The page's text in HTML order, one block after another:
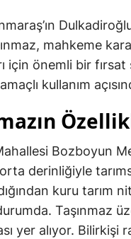
mahkeme
için önemli bir
kullanım
Bozboyun
orta derinliğiyle
kuru tarım
Taşınmaz
yer alıyor. Bilirkişi